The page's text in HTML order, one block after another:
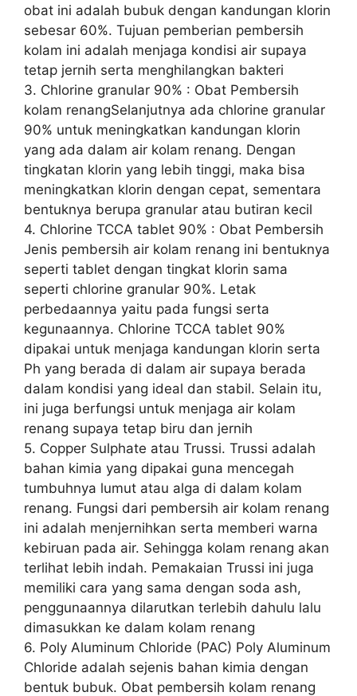
obat ini adalah bubuk dengan kandungan klorin
sebesar 60%. Tujuan pemberian pembersih
kolam ini adalah menjaga kondisi air supaya
tetap jernih serta menghilangkan bakteri
3. Chlorine granular 90% : Obat Pembersih
kolam renangSelanjutnya ada chlorine granular
90% untuk meningkatkan kandungan klorin
yang ada dalam air kolam renang. Dengan
tingkatan klorin yang lebih tinggi, maka bisa
meningkatkan klorin dengan cepat, sementara
bentuknya berupa granular atau butiran kecil
4. Chlorine TCCA tablet 90% : Obat Pembersih
Jenis pembersih air kolam renang ini bentuknya
seperti tablet dengan tingkat klorin sama
seperti chlorine granular 90%. Letak
perbedaannya yaitu pada fungsi serta
kegunaannya. Chlorine TCCA tablet 90%
dipakai untuk menjaga kandungan klorin serta
Ph yang berada di dalam air supaya berada
dalam kondisi yang ideal dan stabil. Selain itu,
ini juga berfungsi untuk menjaga air kolam
renang supaya tetap biru dan jernih
5. Copper Sulphate atau Trussi. Trussi adalah
bahan kimia yang dipakai guna mencegah
tumbuhnya lumut atau alga di dalam kolam
renang. Fungsi dari pembersih air kolam renang
ini adalah menjernihkan serta memberi warna
kebiruan pada air. Sehingga kolam renang akan
terlihat lebih indah. Pemakaian Trussi ini juga
memiliki cara yang sama dengan soda ash,
penggunaannya dilarutkan terlebih dahulu lalu
dimasukkan ke dalam kolam renang
6. Poly Aluminum Chloride (PAC) Poly Aluminum
Chloride adalah sejenis bahan kimia dengan
bentuk bubuk. Obat pembersih kolam renang